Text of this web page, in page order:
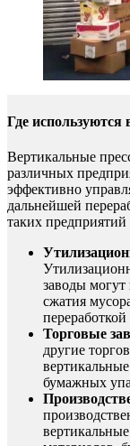
Где
Вертикальные
различных
эффективно
дальнейшей
таких
заводы могут
сжатия
Торговые
другие
бумажных